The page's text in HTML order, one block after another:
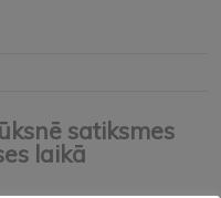
satiksmes
laikā